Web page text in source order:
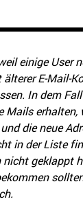
einige User
älterer E-Mail-
In dem
Mailserhalten,
die neue
in der Liste
geklappt